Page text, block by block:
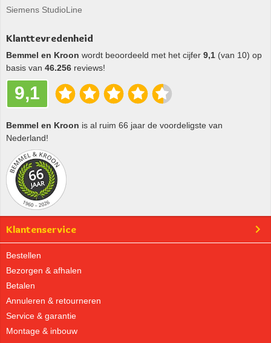
Siemens StudioLine
Klanttevredenheid
Bemmel en Kroon wordt beoordeeld met het cijfer 9,1 (van 10) op
basis van 46.256 reviews!
9,1
Bemmel en Kroon is al ruim 66 jaar de voordeligste van
Nederland!
Klantenservice
Bestellen
Bezorgen & afhalen
Betalen
Annuleren & retourneren
Service & garantie
Montage & inbouw